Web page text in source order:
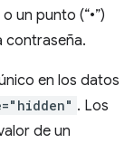
un punto (“•”)
contraseña.
en los datos
. Los
de un